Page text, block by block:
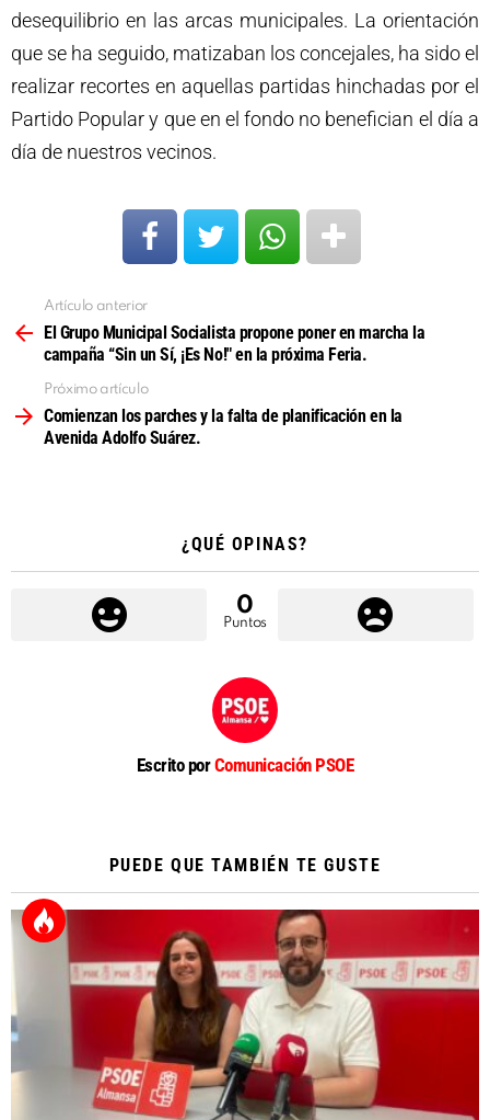
desequilibrio en las arcas municipales. La orientación
que se ha seguido, matizaban los concejales, ha sido el
realizar recortes en aquellas partidas hinchadas por el
Partido Popular y que en el fondo no benefician el día a
día de nuestros vecinos.
más
Artículo anterior
El Grupo Municipal Socialista propone poner en marcha la
campaña “Sin un Sí, ¡Es No!" en la próxima Feria.
Próximo artículo
Comienzan los parches y la falta de planificación en la
Avenida Adolfo Suárez.
¿QUÉ OPINAS?
0
Puntos
Escrito porComunicación PSOE
PUEDE QUE TAMBIÉN TE GUSTE